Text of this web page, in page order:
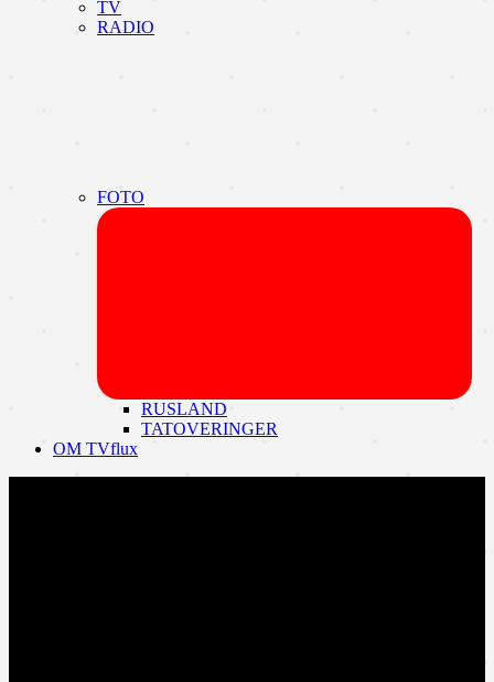
TV
RADIO
FOTO
RUSLAND
TATOVERINGER
OM TVflux